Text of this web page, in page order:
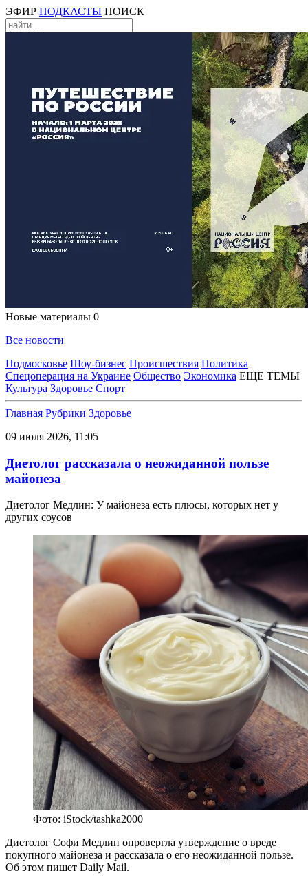
ЭФИР ПОДКАСТЫ ПОИСК
Новые материалы 0
Все новости
Подмосковье Шоу-бизнес Происшествия Политика
Спецоперация на Украине Общество Экономика ЕЩЕ ТЕМЫ
Культура Здоровье Спорт
Главная Рубрики Здоровье
09 июля 2026, 11:05
Диетолог рассказала о неожиданной пользе
майонеза
Диетолог Медлин: У майонеза есть плюсы, которых нет у
других соусов
Фото: iStock/tashka2000
Диетолог Софи Медлин опровергла утверждение о вреде
покупного майонеза и рассказала о его неожиданной пользе.
Об этом пишет Daily Mail.